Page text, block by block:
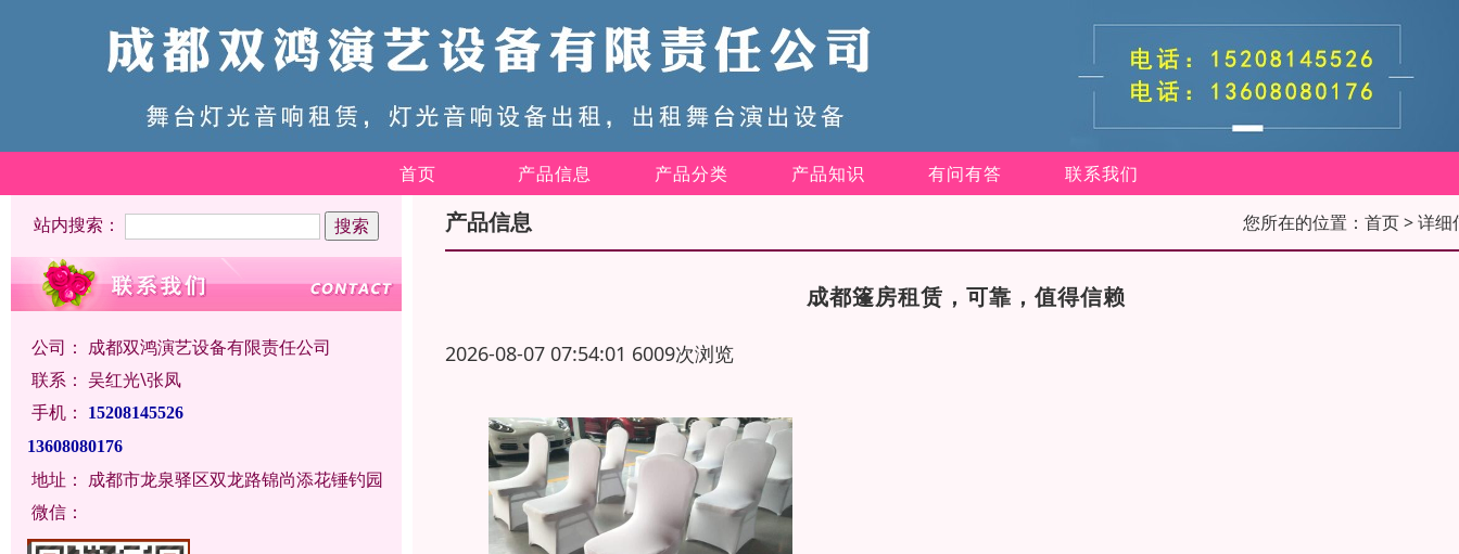
首页 产品信息 产品分类 产品知识 有问有答 联系我们
站内搜索：
公司： 成都双鸿演艺设备有限责任公司
联系： 吴红光\张凤
手机：
15208145526
13608080176
地址： 成都市龙泉驿区双龙路锦尚添花锤钓园
微信：
产品信息 您所在的位置： 首页> 详细
成都篷房租赁，可靠，值得信赖
2026-08-07 07:54:01 6009次浏览